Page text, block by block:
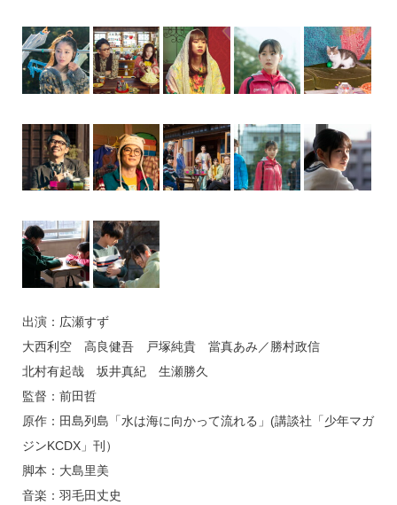
出演：広瀬すず
大西利空 高良健吾 戸塚純貴 當真あみ／勝村政信
北村有起哉 坂井真紀 生瀬勝久
監督：前田哲
原作：田島列島「水は海に向かって流れる」(講談社「少年マガ
ジンKCDX」刊）
脚本：大島里美
音楽：羽毛田丈史